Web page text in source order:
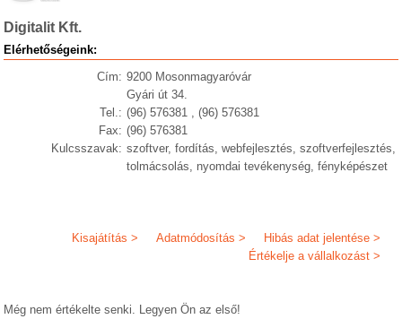
Digitalit Kft.
Elérhetőségeink:
Cím: 9200 Mosonmagyaróvár
Gyári út 34.
Tel.: (96) 576381 , (96) 576381
Fax: (96) 576381
Kulcsszavak: szoftver, fordítás, webfejlesztés, szoftverfejlesztés,
tolmácsolás, nyomdai tevékenység, fényképészet
Hibás adat jelentése >
Adatmódosítás >
Kisajátítás >
Értékelje a vállalkozást >
Még nem értékelte senki. Legyen Ön az első!